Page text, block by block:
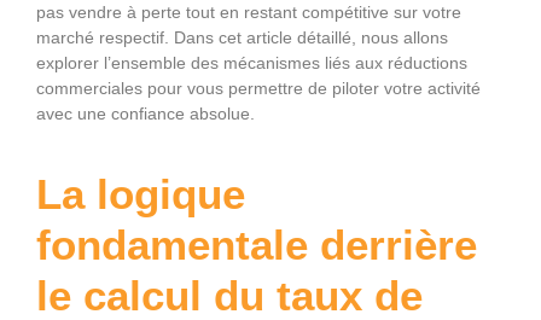
pas vendre à perte tout en restant compétitive sur votre
marché respectif. Dans cet article détaillé, nous allons
explorer l’ensemble des mécanismes liés aux réductions
commerciales pour vous permettre de piloter votre activité
avec une confiance absolue.
La logique
fondamentale derrière
le calcul du taux de